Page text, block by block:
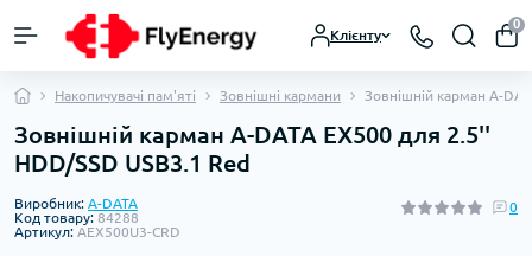
Клієнту
0
Накопичувачі пам'яті Зовнішні кармани Зовнішній карман A-
Зовнішній карман A-DATA EX500 для 2.5''
HDD/SSD USB3.1 Red
Виробник: A-DATA
Код товару: 84288
Артикул: AEX500U3-CRD
0